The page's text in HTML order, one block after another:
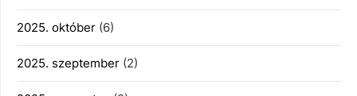
2025. október (6)
2025. szeptember (2)